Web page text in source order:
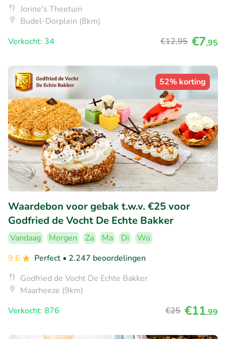
Jorine's Theetuin
Budel-Dorplein (8km)
Verkocht: 34
€12,95 €7,95
52% korting
Waardebon voor gebak t.w.v. €25 voor
Godfried de Vocht De Echte Bakker
Vandaag Morgen Za Ma Di
Wo
9.6
Perfect • 2.247 beoordelingen
Godfried de Vocht De Echte Bakker
Maarheeze (9km)
Verkocht: 876
€25 €11,99